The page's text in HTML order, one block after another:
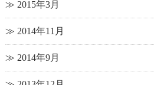
2015年3月
2014年11月
2014年9月